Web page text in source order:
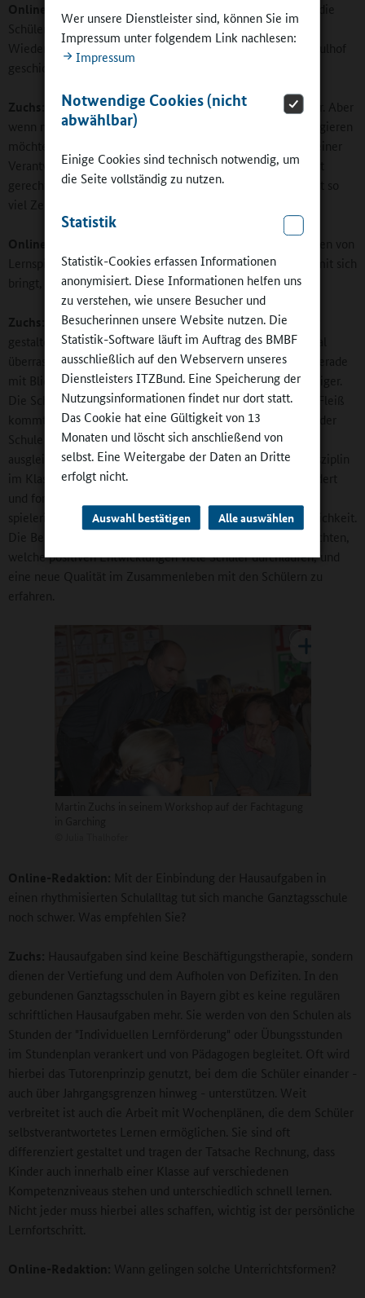
Wer unsere Dienstleister sind, können Sie im
Impressum unter folgendem Link nachlesen:
Impressum
Notwendige Cookies (nicht
abwählbar)
Einige Cookies sind technisch notwendig, um
die Seite vollständig zu nutzen.
Statistik
Statistik-Cookies erfassen Informationen
anonymisiert. Diese Informationen helfen uns
zu verstehen, wie unsere Besucher und
Besucherinnen unsere Website nutzen. Die
Statistik-Software läuft im Auftrag des BMBF
ausschließlich auf den Webservern unseres
Dienstleisters ITZBund. Eine Speicherung der
Nutzungsinformationen findet nur dort statt.
Das Cookie hat eine Gültigkeit von 13
Monaten und löscht sich anschließend von
selbst. Eine Weitergabe der Daten an Dritte
erfolgt nicht.
Auswahl bestätigen Alle auswählen
Online-Redaktion:
Insbesondere in Grundschulen werden die
Schüler manchmal noch zwischendurch einmal zur
Wiederherstellung der Konzentrationsfähigkeit auf den Schulhof
geschickt. Eine Alternative?
Zuchs:
Sicher stellt auch dies eine sinnvolle Möglichkeit dar. Aber
wenn man damit auf jede Phase der Unkonzentriertheit reagieren
möchte, kommt man in Verzug und wird möglicherweise seiner
Verantwortung, den vorgegebenen Stoff zu vermitteln, nicht
gerecht. Selbst im Ganztagsunterricht bis 16 Uhr bleibt nicht so
viel Zeit und Luft.
Online-Redaktion:
Ist der Mehraufwand, den das Integrieren von
Lernspielen, Liedern und Bewegung in den Fachunterricht mit sich
bringt, gerechtfertigt?
Zuchs:
Ja. Wir Pädagogen müssen den Unterricht so kreativ
gestalten, dass wir Schülerinnen und Schüler auch manchmal
überraschen können. Damit halten wir sie bei der Stange. Gerade
mit Blick auf den Ganztagsunterricht wird dies immer wichtiger.
Die Schule übernimmt mehr Verantwortung, der häusliche Fleiß
kommt nicht mehr so stark zum Tragen. Das müssen wir in der
Schule durch Differenzierung und individuelle Förderung
ausgleichen. Vorraussetzung dafür ist neben der nötigen Disziplin
im Klassenzimmer eben ein anregender Unterricht, der fördert
und fordert, aber nicht überfordert. Das Lernen mittels
spielerischer Übungen bietet hier eine hervorragende Möglichkeit.
Die Belohnung für uns Lehrer besteht dann darin, zu beobachten,
welche positiven Entwicklungen viele Schüler durchlaufen, und
eine neue Qualität im Zusammenleben mit den Schülern zu
erfahren.
Online-Redaktion: Mit der Einbindung der Hausaufgaben in
einen rhythmisierten Schulalltag tut sich manche Ganztagsschule
noch schwer. Was empfehlen Sie?
Zuchs: Hausaufgaben sind keine Beschäftigungstherapie, sondern
dienen der Vertiefung und dem Aufholen von Defiziten. In den
gebundenen Ganztagsschulen in Bayern gibt es keine regulären
schriftlichen Hausaufgaben mehr. Sie werden von den Schulen als
Stunden der "Individuellen Lernförderung" oder Übungsstunden
im Stundenplan verankert und von Pädagogen begleitet. Oft wird
hierbei das Tutorenprinzip genutzt, bei dem die Schüler einander -
auch über Jahrgangsgrenzen hinweg - unterstützen. Weit
verbreitet ist auch die Arbeit mit Wochenplänen, die dem Schüler
selbstverantwortetes Lernen ermöglichen. Sie sind oft
differenziert gestaltet und tragen der Tatsache Rechnung, dass
Kinder auch innerhalb einer Klasse auf verschiedenen
Kompetenzniveaus stehen und unterschiedlich schnell lernen.
Nicht jeder muss hierbei alles schaffen, wichtig ist der persönliche
Lernfortschritt.
Online-Redaktion: Wann gelingen solche Unterrichtsformen?